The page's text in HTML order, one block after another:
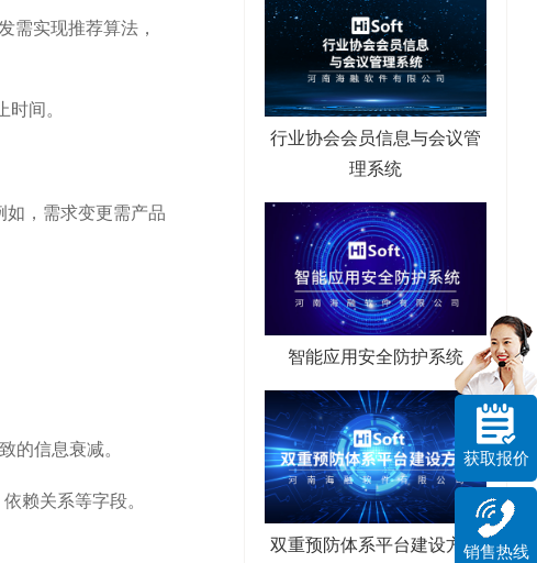
需实现推荐算法，
间。
如，需求变更需产品
的信息衰减。
赖关系等字段。
行业协会会员信息与会议管
理系统
智能应用安全防护系统
双重预防体系平台建设方案
获取报价
销售热线